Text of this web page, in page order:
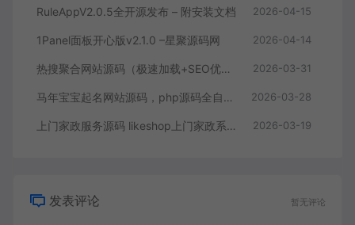
RuleAppV2.0.5全开源发布 – 附安装文档 2026-04-15
1Panel面板开心版v2.1.0 –星聚源码网 2026-04-14
热搜聚合网站源码（极速加载+SEO优化+全功能完整版） 2026-03-31
马年宝宝起名网站源码，php源码全自动运营好项目 2026-03-28
上门家政服务源码 likeshop上门家政系统开源版源码 2026-03-19
发表评论 暂无评论